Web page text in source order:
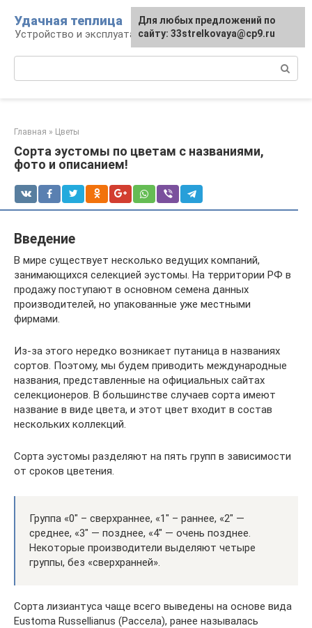
контенту
Удачная теплица
Устройство и эксплуатация теплиц
Главная » Цветы
Сорта эустомы по цветам с названиями,
фото и описанием!
Введение
В мире существует несколько ведущих компаний,
занимающихся селекцией эустомы. На территории РФ в
продажу поступают в основном семена данных
производителей, но упакованные уже местными
фирмами.
Из-за этого нередко возникает путаница в названиях
сортов. Поэтому, мы будем приводить международные
названия, представленные на официальных сайтах
селекционеров. В большинстве случаев сорта имеют
название в виде цвета, и этот цвет входит в состав
нескольких коллекций.
Сорта эустомы разделяют на пять групп в зависимости
от сроков цветения.
Группа «0″ – сверхраннее, «1″ – раннее, «2″ —
среднее, «3″ — позднее, «4″ — очень позднее.
Некоторые производители выделяют четыре
группы, без «сверхранней».
Сорта лизиантуса чаще всего выведены на основе вида
Eustoma Russellianus (Рассела), ранее называлась
Для любых предложений по
сайту: 33strelkovaya@cp9.ru